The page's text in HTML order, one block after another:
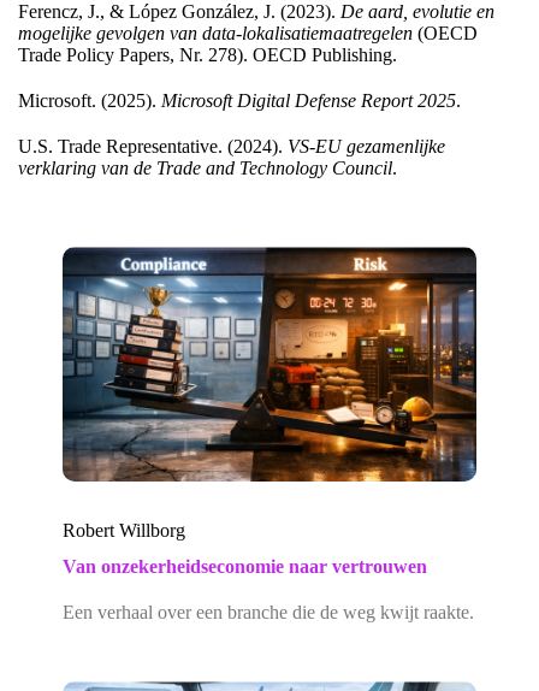
Ferencz, J., & López González, J. (2023). De aard, evolutie en
mogelijke gevolgen van data-lokalisatiemaatregelen (OECD
Trade Policy Papers, Nr. 278). OECD Publishing.
Microsoft. (2025). Microsoft Digital Defense Report 2025.
U.S. Trade Representative. (2024). VS-EU gezamenlijke
verklaring van de Trade and Technology Council.
Robert Willborg
Van onzekerheidseconomie naar vertrouwen
Een verhaal over een branche die de weg kwijt raakte.